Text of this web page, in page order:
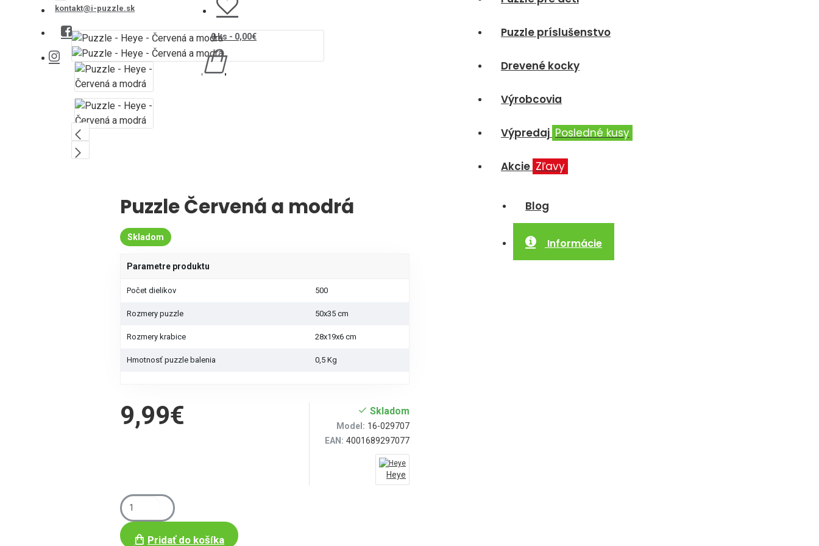
kontakt@i-puzzle.sk
0 ks - 0,00€ Puzzle príslušenstvo
Drevené kocky
Výrobcovia
Výpredaj Posledné kusy
Akcie Zľavy
Blog
Informácie
Puzzle Červená a modrá
Skladom
Parametre produktu
Počet dielikov 500
Rozmery puzzle 50x35 cm
Rozmery krabice 28x19x6 cm
Hmotnosť puzzle balenia 0,5 Kg
9,99€ Skladom
Model: 16-029707
EAN: 4001689297077
Heye
Pridať do košíka